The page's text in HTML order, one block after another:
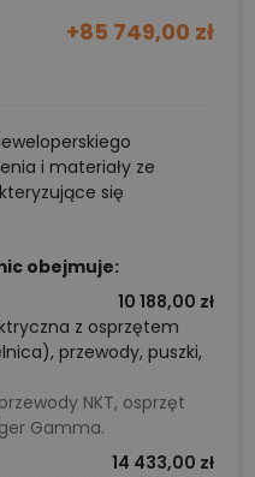
+85 749,00 zł
i materiały ze
się
obejmuje:
10 188,00 zł
z osprzętem
przewody, puszki,
przewody NKT, osprzęt
Gamma.
14 433,00 zł